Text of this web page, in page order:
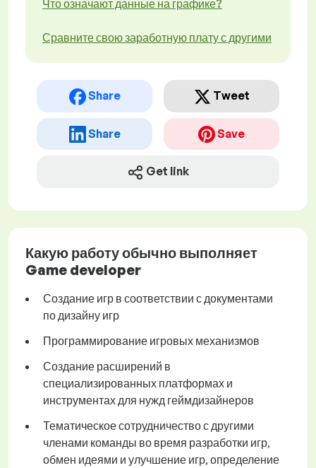
Что означают данные на графике?
Сравните свою заработную плату с другими
Share Tweet
Share Save
Get link
Какую работу обычно выполняет
Game developer
Создание игр в соответствии с документами
по дизайну игр
Программирование игровых механизмов
Создание расширений в
специализированных платформах и
инструментах для нужд геймдизайнеров
Тематическое сотрудничество с другими
членами команды во время разработки игр,
обмен идеями и улучшение игр, определение